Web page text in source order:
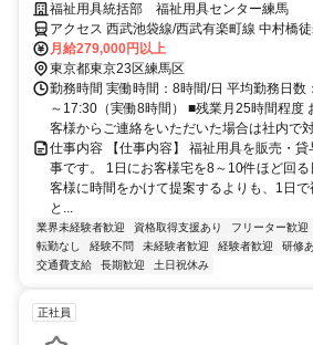
福祉用具統括部 福祉用具センター練馬
アクセス 西武池袋線/西武有楽町線 中村橋
武有楽町線 富士見台南口徒歩約12分、西武
〔西武線〕徒歩約20分 「中村橋駅」より徒
月給279,000円以上
東京都東京23区練馬区
勤務時間 実働時間：8時間/日 平均勤務日
～17:30（実働8時間） ■残業月25時間程度
客様からご連絡をいただいた場合は社内で対
仕事内容 【仕事内容】 福祉用具を販売・
事です。 1日にお客様宅を8～10件ほど回
客様に時間をかけて提案するよりも、1日
と...
業界未経験者歓迎 資格取得支援あり フリーター歓迎
転勤なし
経験不問 未経験者歓迎 経験者歓迎 研修
交通費支給
長期歓迎 土日祝休み
正社員